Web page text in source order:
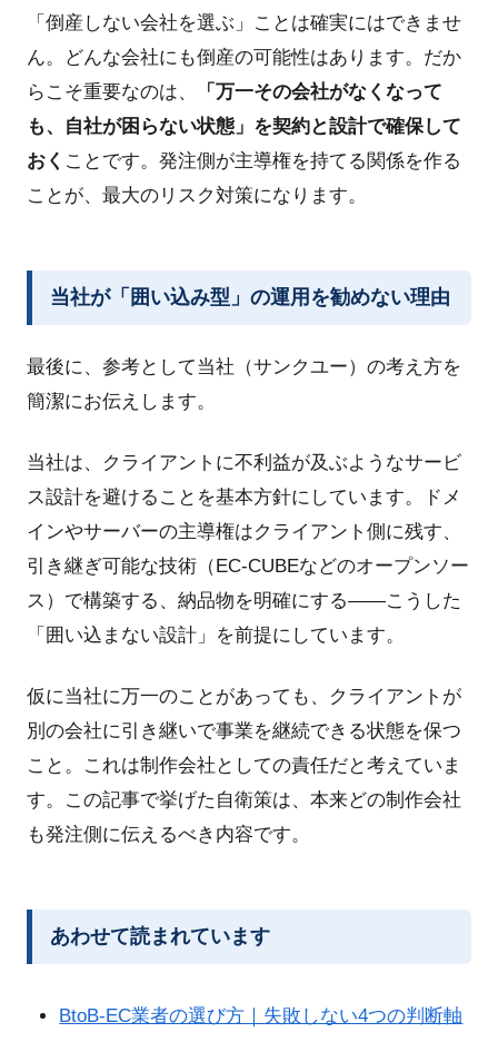
「倒産しない会社を選ぶ」ことは確実にはできませ
ん。どんな会社にも倒産の可能性はあります。だか
らこそ重要なのは、
「万一その会社がなくなって
も、自社が困らない状態」を契約と設計で確保して
おく ことです。発注側が主導権を持てる関係を作る
ことが、最大のリスク対策になります。
当社が「囲い込み型」の運用を勧めない理由
最後に、参考として当社（サンクユー）の考え方を
簡潔にお伝えします。
当社は、クライアントに不利益が及ぶようなサービ
ス設計を避けることを基本方針にしています。ドメ
インやサーバーの主導権はクライアント側に残す、
引き継ぎ可能な技術（EC-CUBEなどのオープンソー
ス）で構築する、納品物を明確にする——こうした
「囲い込まない設計」を前提にしています。
仮に当社に万一のことがあっても、クライアントが
別の会社に引き継いで事業を継続できる状態を保つ
こと。これは制作会社としての責任だと考えていま
す。この記事で挙げた自衛策は、本来どの制作会社
も発注側に伝えるべき内容です。
あわせて読まれています
BtoB-EC業者の選び方｜失敗しない4つの判断軸